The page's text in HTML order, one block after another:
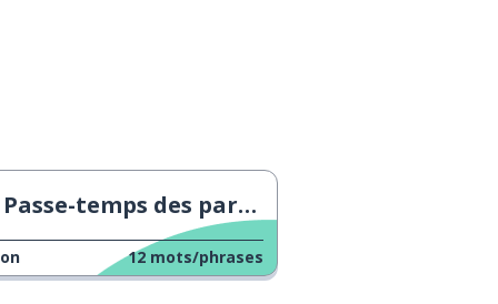
Passe-temps des parents
12 mots/phrases